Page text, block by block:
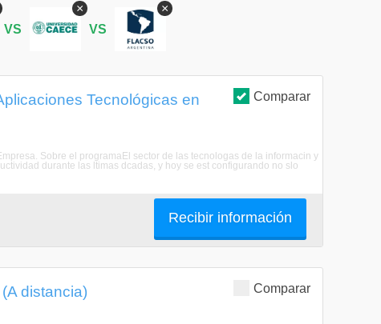
VS
×
VS
×
Comparar
Tecnológicas en
Sobre el programaEl sector de las tecnologas de la informacin y
durante las ltimas dcadas, y hoy se est configurando no slo
Recibir información
Comparar
distancia)